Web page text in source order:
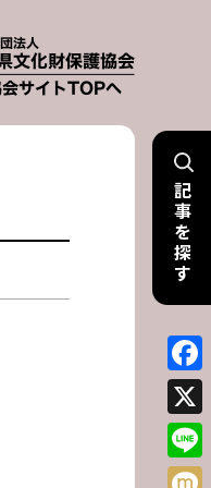
記
事
を
探
す
X
Line